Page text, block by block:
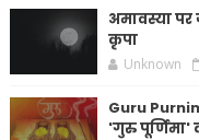
अमावस्या पर
कृपा
Unknown
Guru
'गुरु पूर्णिमा'